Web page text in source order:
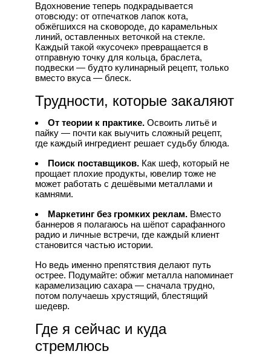
Вдохновение теперь подкрадывается
отовсюду: от отпечатков лапок кота,
обжёгшихся на сковороде, до карамельных
линий, оставленных веточкой на стекле.
Каждый такой «кусочек» превращается в
отправную точку для кольца, браслета,
подвески — будто кулинарный рецепт, только
вместо вкуса — блеск.
Трудности, которые закаляют
От теории к практике. Освоить литьё и
пайку — почти как выучить сложный рецепт,
где каждый ингредиент решает судьбу блюда.
Поиск поставщиков. Как шеф, который не
прощает плохие продукты, ювелир тоже не
может работать с дешёвыми металлами и
камнями.
Маркетинг без громких реклам. Вместо
баннеров я полагаюсь на шёпот сарафанного
радио и личные встречи, где каждый клиент
становится частью истории.
Но ведь именно препятствия делают путь
острее. Подумайте: обжиг металла напоминает
карамелизацию сахара — сначала трудно,
потом получаешь хрустящий, блестящий
шедевр.
Где я сейчас и куда
стремлюсь